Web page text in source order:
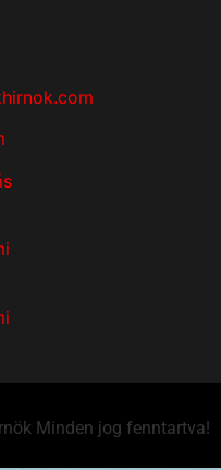
Minden jog fenntartva!